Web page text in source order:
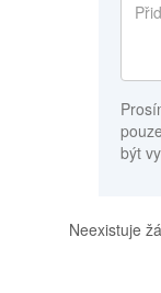
být
Neexistuje